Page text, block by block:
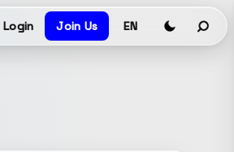
Login Join Us EN